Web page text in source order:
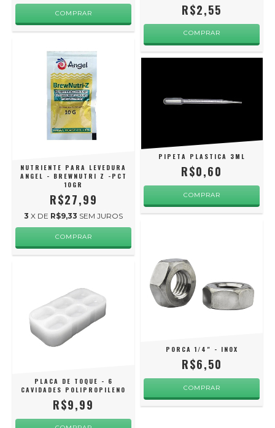
R$2,55
COMPRAR
NUTRIENTE PARA LEVEDURA
ANGEL - BREWNUTRI Z -PCT
10GR
R$27,99
3 X DE R$9,33 SEM JUROS
PIPETA PLASTICA 3ML
R$0,60
PLACA DE TOQUE - 6
CAVIDADES POLIPROPILENO
R$9,99
PORCA 1/4" - INOX
R$6,50